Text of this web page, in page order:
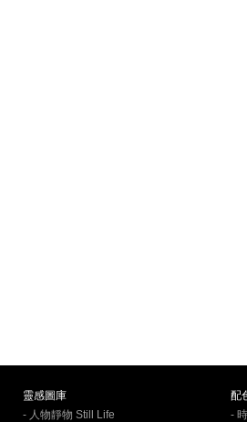
靈感圖庫
- 人物靜物 Still Life
配
-